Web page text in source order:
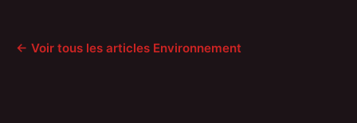
← Voir tous les articles Environnement